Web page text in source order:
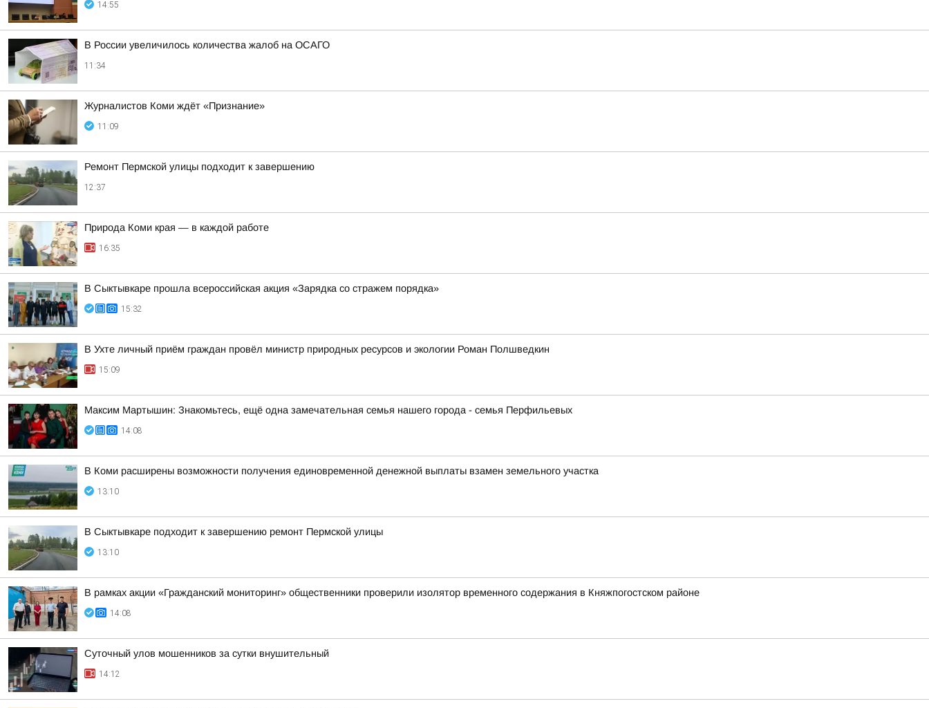
14:55
В России увеличилось количества жалоб на ОСАГО
11:34
Журналистов Коми ждёт «Признание»
11:09
Ремонт Пермской улицы подходит к завершению
12:37
Природа Коми края — в каждой работе
16:35
В Сыктывкаре прошла всероссийская акция «Зарядка со стражем порядка»
15:32
В Ухте личный приём граждан провёл министр природных ресурсов и экологии Роман Полшведкин
15:09
Максим Мартышин: Знакомьтесь, ещё одна замечательная семья нашего города - семья Перфильевых
14:08
В Коми расширены возможности получения единовременной денежной выплаты взамен земельного участка
13:10
В Сыктывкаре подходит к завершению ремонт Пермской улицы
13:10
В рамках акции «Гражданский мониторинг» общественники проверили изолятор временного содержания в Княжпогостском районе
14:08
Суточный улов мошенников за сутки внушительный
14:12